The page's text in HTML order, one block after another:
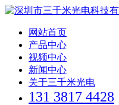
网站首页
产品中心
视频中心
新闻中心
关于三千米光电
131 3817 4428